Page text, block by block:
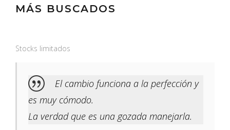
MÁS BUSCADOS
Stocks limitados
El cambio funciona a la perfección y
es muy cómodo.
La verdad que es una gozada manejarla.